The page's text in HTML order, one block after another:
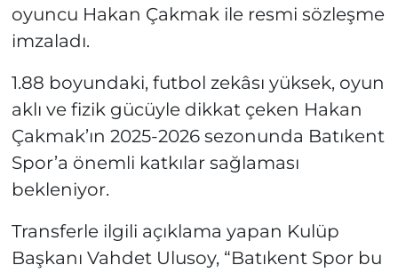
oyuncu Hakan Çakmak ile resmi sözleşme
imzaladı.
1.88 boyundaki, futbol zekâsı yüksek, oyun
aklı ve fizik gücüyle dikkat çeken Hakan
Çakmak’ın 2025-2026 sezonunda Batıkent
Spor’a önemli katkılar sağlaması
bekleniyor.
Transferle ilgili açıklama yapan Kulüp
Başkanı Vahdet Ulusoy, “Batıkent Spor bu